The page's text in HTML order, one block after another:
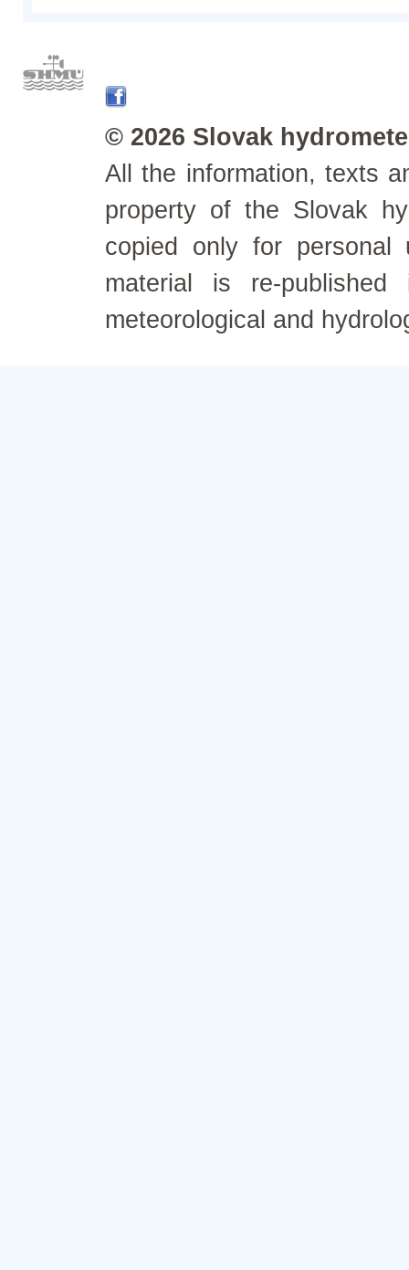
© 2026 Slovak
All the information, texts
property of the Slovak
copied only for personal
material is re-
meteorological and